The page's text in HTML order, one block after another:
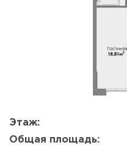
Этаж:
Общая площадь: